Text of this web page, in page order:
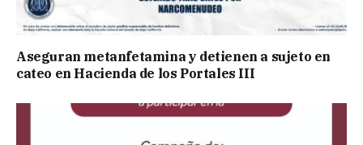
Aseguran metanfetamina y detienen a sujeto en
cateo en Hacienda de los Portales III